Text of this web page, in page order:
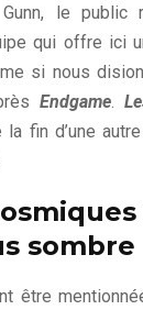
le public
qui offre ici
si nous
Endgame
la fin d’une
sombre
être